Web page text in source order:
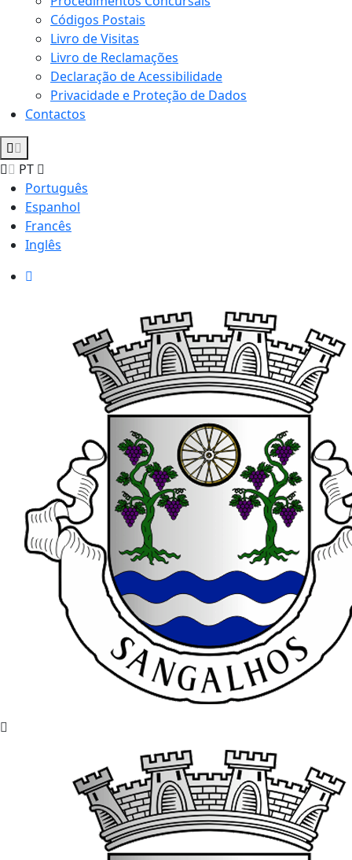
Códigos Postais
Livro de Visitas
Livro de Reclamações
Declaração de Acessibilidade
Privacidade e Proteção de Dados
Contactos
PT
Português
Espanhol
Francês
Inglês